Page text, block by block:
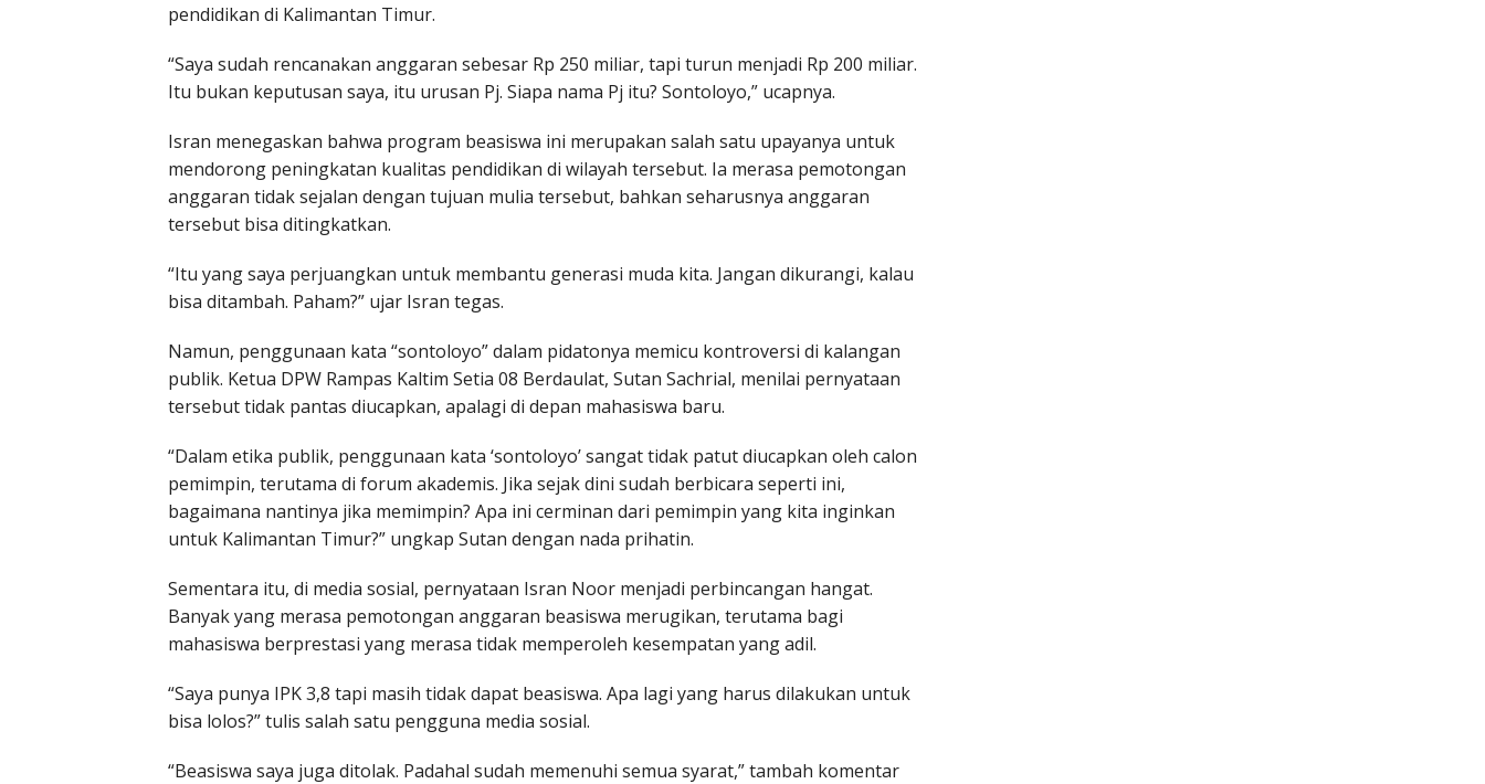
pendidikan di Kalimantan Timur.
“Saya sudah rencanakan anggaran sebesar Rp 250 miliar, tapi turun menjadi Rp 200 miliar.
Itu bukan keputusan saya, itu urusan Pj. Siapa nama Pj itu? Sontoloyo,” ucapnya.
Isran menegaskan bahwa program beasiswa ini merupakan salah satu upayanya untuk
mendorong peningkatan kualitas pendidikan di wilayah tersebut. Ia merasa pemotongan
anggaran tidak sejalan dengan tujuan mulia tersebut, bahkan seharusnya anggaran
tersebut bisa ditingkatkan.
“Itu yang saya perjuangkan untuk membantu generasi muda kita. Jangan dikurangi, kalau
bisa ditambah. Paham?” ujar Isran tegas.
Namun, penggunaan kata “sontoloyo” dalam pidatonya memicu kontroversi di kalangan
publik. Ketua DPW Rampas Kaltim Setia 08 Berdaulat, Sutan Sachrial, menilai pernyataan
tersebut tidak pantas diucapkan, apalagi di depan mahasiswa baru.
“Dalam etika publik, penggunaan kata ‘sontoloyo’ sangat tidak patut diucapkan oleh calon
pemimpin, terutama di forum akademis. Jika sejak dini sudah berbicara seperti ini,
bagaimana nantinya jika memimpin? Apa ini cerminan dari pemimpin yang kita inginkan
untuk Kalimantan Timur?” ungkap Sutan dengan nada prihatin.
Sementara itu, di media sosial, pernyataan Isran Noor menjadi perbincangan hangat.
Banyak yang merasa pemotongan anggaran beasiswa merugikan, terutama bagi
mahasiswa berprestasi yang merasa tidak memperoleh kesempatan yang adil.
“Saya punya IPK 3,8 tapi masih tidak dapat beasiswa. Apa lagi yang harus dilakukan untuk
bisa lolos?” tulis salah satu pengguna media sosial.
“Beasiswa saya juga ditolak. Padahal sudah memenuhi semua syarat,” tambah komentar